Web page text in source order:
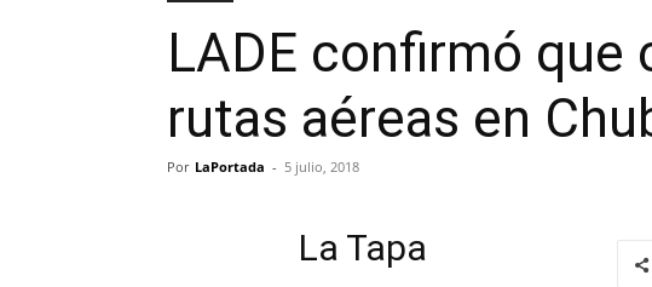
LADE confirmó
rutas aéreas en
Por LaPortada - 5 julio, 2018
La Tapa